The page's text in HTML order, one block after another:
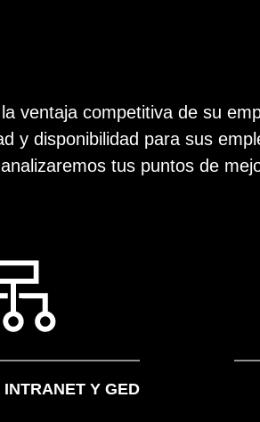
ventaja competitiva de su
y disponibilidad para sus
tus puntos de
Y GED